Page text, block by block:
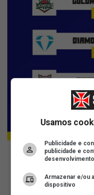
Usamos
Publicidade e
publicidade e
Armazenar e/ou
dispositivo